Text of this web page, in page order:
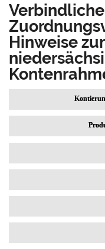
Verbindliche
Hinweise